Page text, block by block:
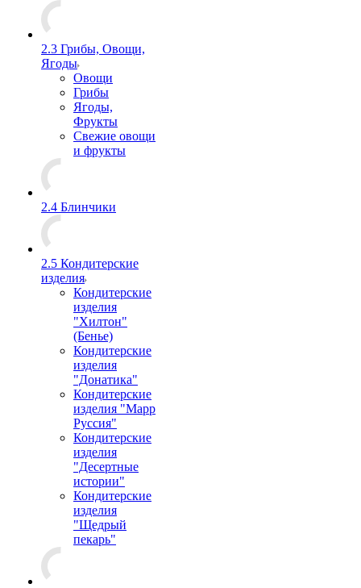
2.3 Грибы, Овощи,
Ягоды
Овощи
Грибы
Ягоды,
Фрукты
Свежие овощи
и фрукты
2.4 Блинчики
2.5 Кондитерские
изделия
Кондитерские
изделия
"Хилтон"
(Бенье)
Кондитерские
изделия
"Донатика"
Кондитерские
изделия "Марр
Руссия"
Кондитерские
изделия
"Десертные
истории"
Кондитерские
изделия
"Щедрый
пекарь"